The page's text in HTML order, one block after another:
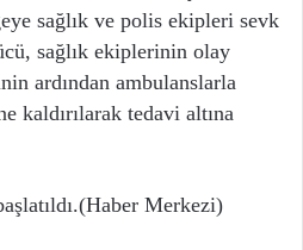
sağlık ve polis ekipleri sevk
sağlık ekiplerinin olay
ardından ambulanslarla
kaldırılarak tedavi altına
Merkezi)